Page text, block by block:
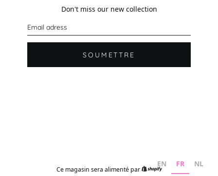
Don't miss our new collection
u
r
i
l
SOUMETTRE
Ce magasin sera alimenté par
Shopify
EN FR NL